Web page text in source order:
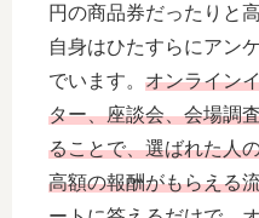
円の商品券だったりと
自身はひたすらにアン
でいます。 オンライン
ター、座談会、会場調
ることで、選ばれた人
高額の報酬がもらえる